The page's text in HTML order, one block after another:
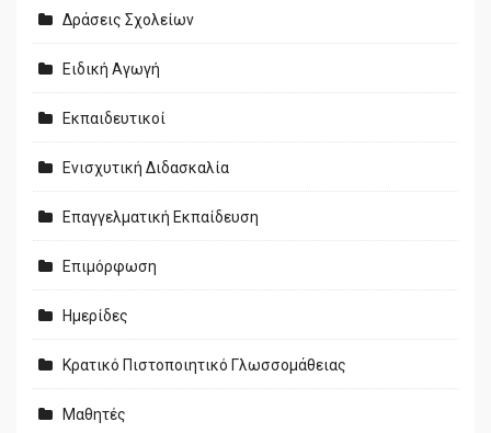
Δράσεις Σχολείων
Ειδική Αγωγή
Εκπαιδευτικοί
Ενισχυτική Διδασκαλία
Επαγγελματική Εκπαίδευση
Επιμόρφωση
Ημερίδες
Κρατικό Πιστοποιητικό Γλωσσομάθειας
Μαθητές